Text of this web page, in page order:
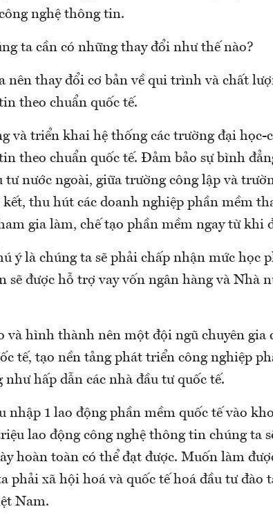
nghệ thông tin.
ta cần có những thay đổi như thế nào?
nên thay đổi cơ bản về qui trình và chất
theo chuẩn quốc tế.
và triển khai hệ thống các trường đại học-
theo chuẩn quốc tế. Đảm bảo sự bình
tư nước ngoài, giữa trường công lập và
thu hút các doanh nghiệp phần mềm
gia làm, chế tạo phần mềm ngay từ khi
ý là chúng ta sẽ phải chấp nhận mức học
sẽ được hỗ trợ vay vốn ngân hàng và Nhà
và hình thành nên một đội ngũ chuyên gia
tế, tạo nền tảng phát triển công nghiệp
hấp dẫn các nhà đầu tư quốc tế.
nhập 1 lao động phần mềm quốc tế vào
lao động công nghệ thông tin chúng ta
hoàn toàn có thể đạt được. Muốn làm
phải xã hội hoá và quốc tế hoá đầu tư đào
Nam.